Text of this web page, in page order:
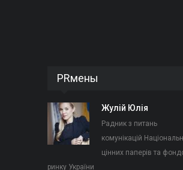
PRмены
Жулій Юлія
Радник з питань
комунікацій
цінних паперів та
ринку України